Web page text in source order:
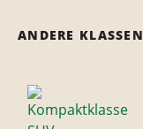
ANDERE KLASSEN